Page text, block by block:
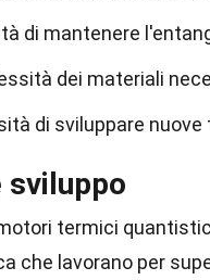
di mantenere
dei materiali
di sviluppare
sviluppo
termici
che lavorano per